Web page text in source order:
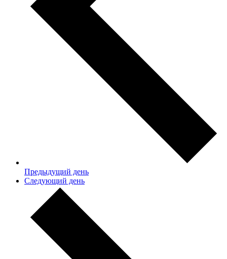
Предыдущий день
Следующий день